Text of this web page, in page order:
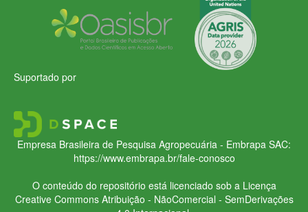
Suportado por
Empresa Brasileira de Pesquisa Agropecuária - Embrapa SAC:
https://www.embrapa.br/fale-conosco
O conteúdo do repositório está licenciado sob a Licença
Creative CommonsAtribuição - NãoComercial - SemDerivações